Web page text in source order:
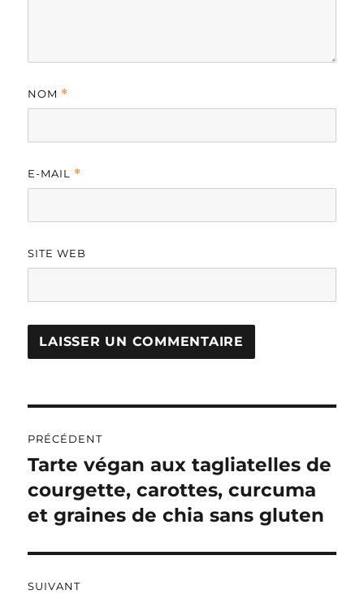
NOM *
E-MAIL *
SITE WEB
R
A
T
V
:
de
l’article
PRÉCÉDENT
Publication
précédente :
Tarte végan aux tagliatelles de
courgette, carottes, curcuma
et graines de chia sans gluten
SUIVANT